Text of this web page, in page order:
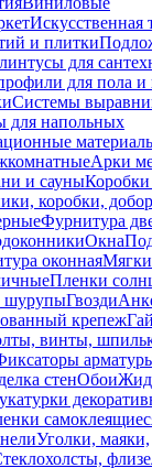
Искусственная
и плитки
для
для пола и
Системы
для напольных
Арки
и сауны
коробки,
Фурнитура
Окна
оконная
Пленки
шурупыГвозди
крепеж
винты,
стенОбои
Уголки, маяки,